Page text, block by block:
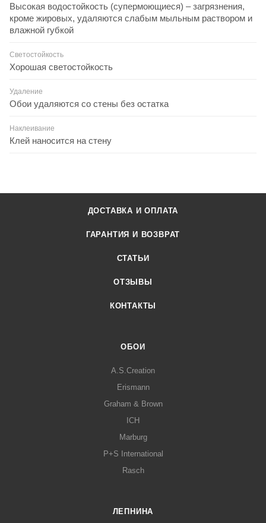
Высокая водостойкость (супермоющиеся) – загрязнения,
кроме жировых, удаляются слабым мыльным раствором и
влажной губкой
Светостойкость
Хорошая светостойкость
Удаление
Обои удаляются со стены без остатка
Наклеивание
Клей наносится на стену
ДОСТАВКА И ОПЛАТА
ГАРАНТИЯ И ВОЗВРАТ
СТАТЬИ
ОТЗЫВЫ
КОНТАКТЫ
ОБОИ
A.S.Creation
Erismann
Graham & Brown
ICH
Marburg
P+S International
Rasch
ЛЕПНИНА